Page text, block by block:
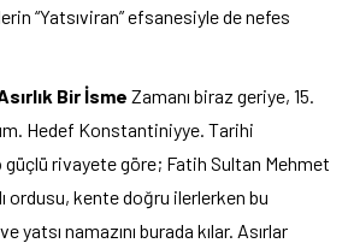
“Yatsıviran” efsanesiyle de nefes
Bir İsme Zamanı biraz geriye, 15.
Hedef Konstantiniyye. Tarihi
o güçlü rivayete göre; Fatih Sultan Mehmet
ordusu, kente doğru ilerlerken bu
namazını burada kılar. Asırlar